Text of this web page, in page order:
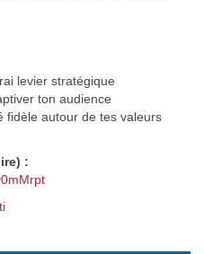
levier stratégique
ton audience
fidèle autour de tes valeurs
: